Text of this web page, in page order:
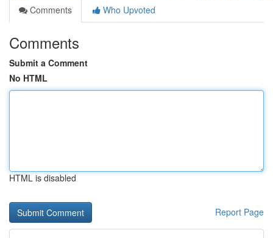
Comments
Who Upvoted
Comments
Submit a Comment
No HTML
HTML is disabled
Report Page